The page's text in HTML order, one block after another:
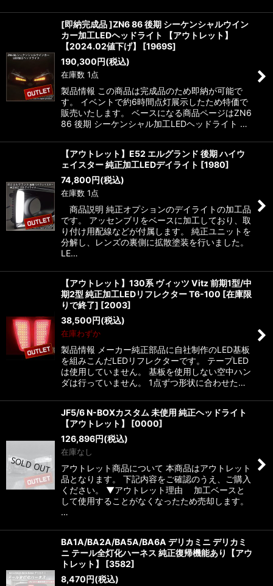
[即納完成品 ]ZN6 86 後期 シーケンシャルウイン
カー加工LEDヘッドライト 【アウトレット】
【2024.02値下げ】
[1969S]
190,300円(税込)
在庫数 1点
製品情報 この商品は完成品のため即納が可能で
す。 イベントで約6時間点灯展示したため特価で
販売いたします。 ベースになる商品ページはZN6
86 後期 シーケンシャル加工LEDヘッドライト …
【アウトレット】E52 エルグランド 後期 ハイウ
ェイスター 純正加工LEDデイライト [1980]
74,800円(税込)
在庫数 1点
商品説明 純正オプションのデイライトの加工品
です。 アッセンブリをベースに加工しており、取
り付け用配線などが付属します。 純正ユニットを
分解し、レンズの裏側に拡散塗装を行いました。
LE…
【アウトレット】130系 ヴィッツ Vitz 前期1型/中
期2型 純正加工LEDリフレクター T6-100 [在庫限
りで終了] [2003]
38,500円(税込)
在庫わずか
製品情報 メーカー純正部品に自社制作のLED基板
を組みこんだLEDリフレクターです。 テープLED
は使用していません。 基板を使用しない空中ハン
ダは行っていません。 1点ずつ形状に合わせた…
JF5/6 N-BOXカスタム 未使用 純正ヘッドライト
【アウトレット】
[0000]
126,896円(税込)
在庫なし
アウトレット商品について 本商品はアウトレット
品となります。 下記内容をご確認のうえ、ご購入
ください。 ▼アウトレット理由 加工ベースと
して使用することがなくなったため売却します。
…
BA1A/BA2A/BA5A/BA6A デリカミニ デリカミ
ニ テール全灯化ハーネス 純正復帰機能あり【アウ
トレット】
[3582]
8,470円(税込)